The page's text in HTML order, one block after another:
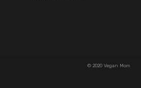
© 2020 Vegan Mom